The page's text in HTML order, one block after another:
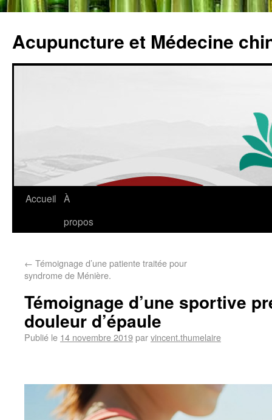
Acupuncture et Médecine
Accueil À
propos
← Témoignage d’une patiente traitée pour
syndrome de Ménière.
Témoignage d’une sportive
douleur d’épaule
Publié le 14 novembre 2019parvincent.thumelaire